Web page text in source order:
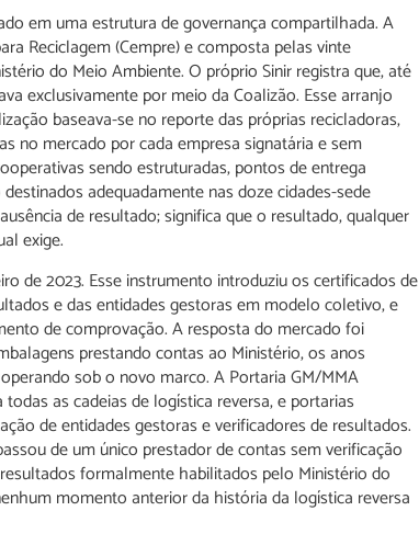
em uma estrutura de governança compartilhada. A
Reciclagem (Cempre) e composta pelas vinte
do Meio Ambiente. O próprio Sinir registra que, até
exclusivamente por meio da Coalizão. Esse arranjo
baseava-se no reporte das próprias recicladoras,
no mercado por cada empresa signatária e sem
sendo estruturadas, pontos de entrega
adequadamente nas doze cidades-sede
de resultado; significa que o resultado, qualquer
exige.
de 2023. Esse instrumento introduziu os certificados de
e das entidades gestoras em modelo coletivo, e
de comprovação. A resposta do mercado foi
prestando contas ao Ministério, os anos
sob o novo marco. A Portaria GM/MMA
as cadeias de logística reversa, e portarias
de entidades gestoras e verificadores de resultados.
de um único prestador de contas sem verificação
formalmente habilitados pelo Ministério do
momento anterior da história da logística reversa